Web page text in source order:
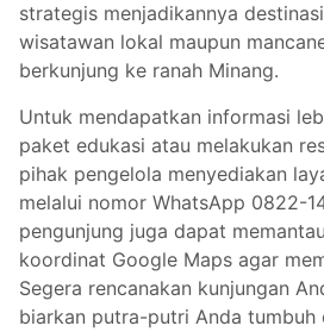
strategis menjadikannya
wisatawan lokal maupun
berkunjung ke ranah Minang.
Untuk mendapatkan informasi
paket edukasi atau melakukan
pihak pengelola menyediakan
melalui nomor WhatsApp 0822-
pengunjung juga dapat
koordinat Google Maps agar
Segera rencanakan kunjungan
biarkan putra-putri Anda tumbuh